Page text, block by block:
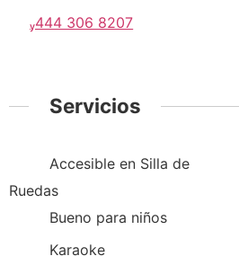
444 306 8207
Servicios
Accesible en Silla de
Ruedas
Bueno para niños
Karaoke